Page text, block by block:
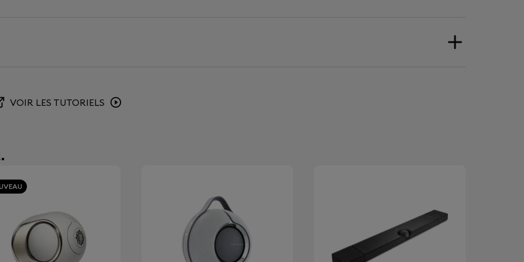
des Devialet
les charger ?
boitier de recharge.
le boitier de chargement
connectera automatiquement au téléphone et mettra en pause la
musique de l'ordinateur.
sur
Les écouteurs Devialet Gemini II sont-ils sous garantis ?
VOIR LES TUTORIELS